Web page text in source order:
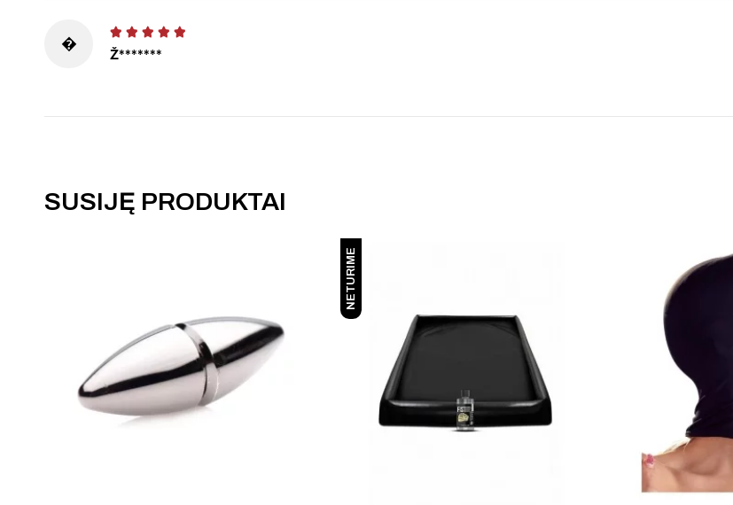
�
Ž*******
SUSIJĘ PRODUKTAI
NETURIME